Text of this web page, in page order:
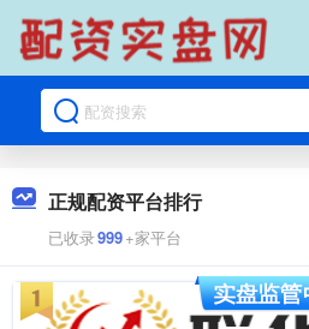
正规配资平台排行
已收录999+家平台